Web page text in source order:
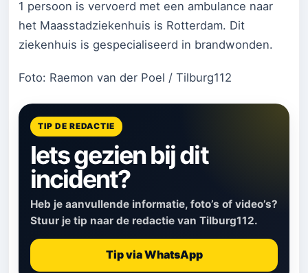
1 persoon is vervoerd met een ambulance naar
het Maasstadziekenhuis is Rotterdam. Dit
ziekenhuis is gespecialiseerd in brandwonden.
Foto: Raemon van der Poel / Tilburg112
TIP DE REDACTIE
Iets gezien bij dit
incident?
Heb je aanvullende informatie, foto’s of video’s?
Stuur je tip naar de redactie van Tilburg112.
Tip via WhatsApp